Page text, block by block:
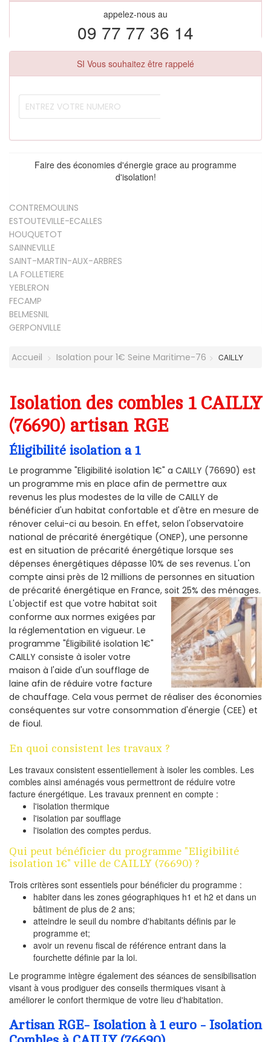
appelez-nous au
09 77 77 36 14
SI Vous souhaitez être rappelé
Faire des économies d'énergie grace au programme
d'isolation!
CONTREMOULINS
ESTOUTEVILLE-ECALLES
HOUQUETOT
SAINNEVILLE
SAINT-MARTIN-AUX-ARBRES
LA FOLLETIERE
YEBLERON
FECAMP
BELMESNIL
GERPONVILLE
Accueil Isolation pour 1€ Seine Maritime-76 CAILLY
Isolation des combles 1 CAILLY
(76690) artisan RGE
Éligibilité isolation a 1
Le programme "Eligibilité isolation 1€" a CAILLY (76690) est
un programme mis en place afin de permettre aux
revenus les plus modestes de la ville de CAILLY de
bénéficier d'un habitat confortable et d'être en mesure de
rénover celui-ci au besoin. En effet, selon l'observatoire
national de précarité énergétique (ONEP), une personne
est en situation de précarité énergétique lorsque ses
dépenses énergétiques dépasse 10% de ses revenus. L'on
compte ainsi près de 12 millions de personnes en situation
de précarité énergétique en France, soit 25% des ménages.
L'objectif est que votre habitat soit
conforme aux normes exigées par
la réglementation en vigueur. Le
programme "Éligibilité isolation 1€"
CAILLY consiste à isoler votre
maison à l'aide d'un soufflage de
laine afin de réduire votre facture
de chauffage. Cela vous permet de réaliser des économies
conséquentes sur votre consommation d'énergie (CEE) et
de fioul.
En quoi consistent les travaux ?
Les travaux consistent essentiellement à isoler les combles. Les
combles ainsi aménagés vous permettront de réduire votre
facture énergétique. Les travaux prennent en compte :
l'isolation thermique
l'isolation par soufflage
l'isolation des comptes perdus.
Qui peut bénéficier du programme "Eligibilité
isolation 1€" ville de CAILLY (76690) ?
Trois critères sont essentiels pour bénéficier du programme :
habiter dans les zones géographiques h1 et h2 et dans un
bâtiment de plus de 2 ans;
atteindre le seuil du nombre d'habitants définis par le
programme et;
avoir un revenu fiscal de référence entrant dans la
fourchette définie par la loi.
Le programme intègre également des séances de sensibilisation
visant à vous prodiguer des conseils thermiques visant à
améliorer le confort thermique de votre lieu d'habitation.
Artisan RGE- Isolation à 1 euro - Isolation